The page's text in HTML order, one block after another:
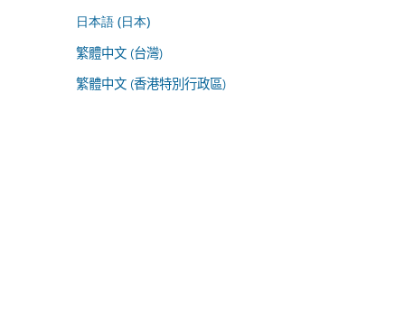
日本語 (日本)
繁體中文 (台灣)
繁體中文 (香港特別行政區)